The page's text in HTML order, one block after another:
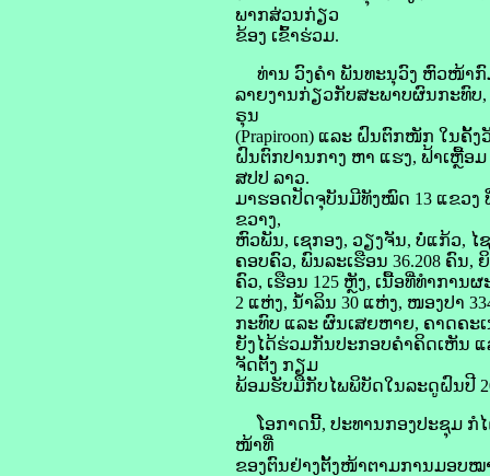
ພາກສ່ວນກ່ຽວ
ຂ້ອງ ເຂົ້າຮ່ວມ.
ທ່ານ ວົງຄໍາ ພັນທະນຸວົງ ຫົວໜ້າກົ
ລາຍງານກ່ຽວກັບສະພາບຜົນກະທົບ,
ຣຸນ
(Prapiroon) ແລະ ຝົນຕົກໜັກ ໃນຄັ້
ຝົນຕົກປານກາງ ຫາ ແຮງ, ຟ້າເຫຼື້ອ
ສປປ ລາວ.
ມາຮອດປັດຈຸບັນມີທັງໝົດ 13 ແຂວງ
ຂວາງ,
ຫົວພັນ, ເຊກອງ, ວຽງຈັນ, ບໍ່ແກ້ວ, ໄ
ຄອບຄົວ, ພົນລະເຮືອນ 36.208 ຄົນ,
ຄົວ, ເຮືອນ 125 ຫຼັງ, ເນື້ອທີ່ທຳການຜ
2 ແຫ່ງ, ນໍ້າລິນ 30 ແຫ່ງ, ໜອງປາ
ກະທົບ ແລະ ຜົນເສຍຫາຍ, ຄາດຄະ
ຍັງໄດ້ຮ່ວມກັນປະກອບຄໍາຄິດເຫັນ
ຈັດຕັ້ງ ກຽມ
ພ້ອມຮັບມືກັບໄພພິບັດໃນລະດູຝົນປີ
ໂອກາດນີ້, ປະທານກອງປະຊຸມ ກໍ
ໜ້າທີ່
ຂອງຕົນຢ່າງຕັ້ງໜ້າຕາມການມອບໝ